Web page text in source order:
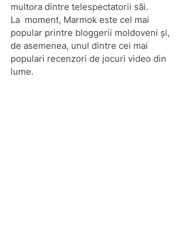
multora dintre telespectatorii săi.
La  moment, Marmok este cel mai
popular printre bloggerii moldoveni și,
de asemenea, unul dintre cei mai
populari recenzori de jocuri video din
lume.